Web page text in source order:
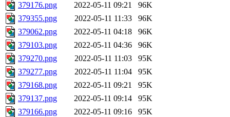
379176.png
2022-05-11 09:21
96K
379355.png
2022-05-11 11:33
96K
379062.png
2022-05-11 04:18
96K
379103.png
2022-05-11 04:36
96K
379270.png
2022-05-11 11:03
95K
379277.png
2022-05-11 11:04
95K
379168.png
2022-05-11 09:21
95K
379137.png
2022-05-11 09:14
95K
379166.png
2022-05-11 09:16
95K